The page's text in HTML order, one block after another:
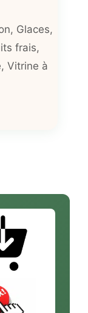
, Glaces,
frais,
, Vitrine à